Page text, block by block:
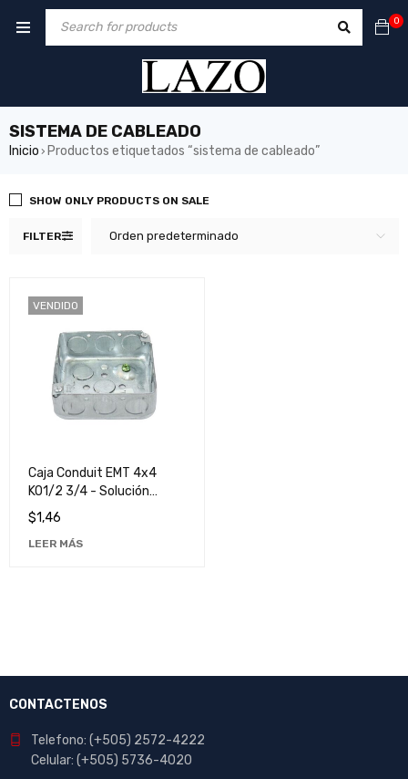
0
SISTEMA DE CABLEADO
Inicio › Productos etiquetados “sistema de cableado”
FILTER Orden predeterminado
SHOW ONLY PRODUCTS ON SALE
VENDIDO
Caja Conduit EMT 4x4
KO1/2 3/4 - Solución
Robusta y Duradera para
Instalaciones Eléctricas
$1,46
LEER MÁS
CONTACTENOS
Telefono: (+505) 2572-4222
Celular: (+505) 5736-4020